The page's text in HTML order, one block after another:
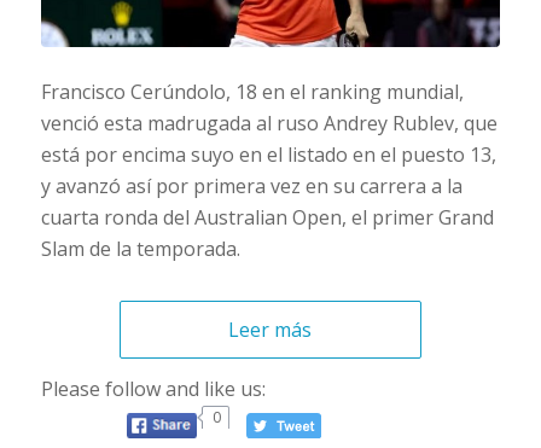
Francisco Cerúndolo, 18 en el ranking mundial,
venció esta madrugada al ruso Andrey Rublev, que
está por encima suyo en el listado en el puesto 13,
y avanzó así por primera vez en su carrera a la
cuarta ronda del Australian Open, el primer Grand
Slam de la temporada.
Leer más
Please follow and like us:
0